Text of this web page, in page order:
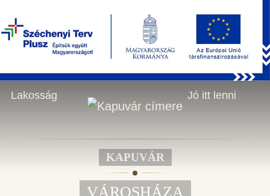
2026.08.08., szombat - László napja
HU
Lakosság Jó itt lenni
KAPUVÁR
VÁROSHÁZA